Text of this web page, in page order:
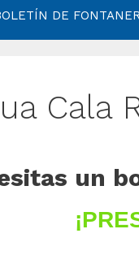
DE
Cala
un